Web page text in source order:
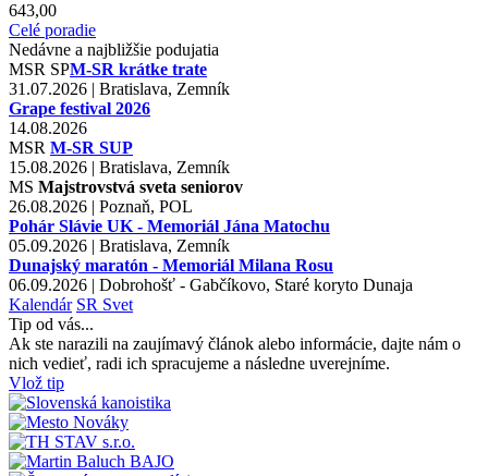
643,00
Celé poradie
Nedávne a najbližšie podujatia
MSR SPM-SR krátke trate
31.07.2026 | Bratislava, Zemník
Grape festival 2026
14.08.2026
MSR M-SR SUP
15.08.2026 | Bratislava, Zemník
MS Majstrovstvá sveta seniorov
26.08.2026 | Poznaň, POL
Pohár Slávie UK - Memoriál Jána Matochu
05.09.2026 | Bratislava, Zemník
Dunajský maratón - Memoriál Milana Rosu
06.09.2026 | Dobrohošť - Gabčíkovo, Staré koryto Dunaja
Kalendár SR Svet
Tip od vás...
Ak ste narazili na zaujímavý článok alebo informácie, dajte nám o
nich vedieť, radi ich spracujeme a následne uverejníme.
Vlož tip